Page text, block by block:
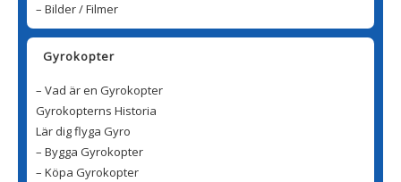
– Bilder / Filmer
Gyrokopter
– Vad är en Gyrokopter
Gyrokopterns Historia
Lär dig flyga Gyro
– Bygga Gyrokopter
– Köpa Gyrokopter